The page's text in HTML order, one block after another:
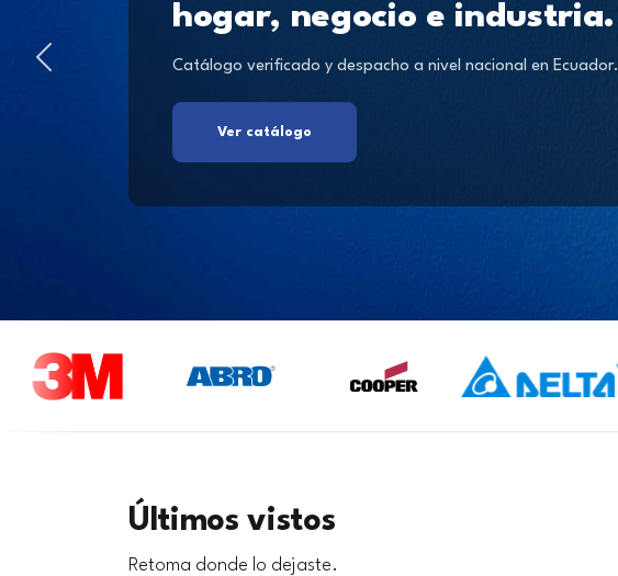
hogar, negocio e industria.
Catálogo verificado y despacho a nivel nacional en Ecuador.
Ver catálogo
Últimos vistos
Retoma donde lo dejaste.